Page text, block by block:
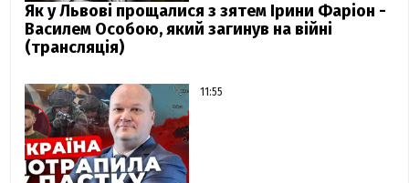
Як у Львові прощалися з зятем Ірини Фаріон -
Василем Особою, який загинув на війні
(трансляція)
11:55